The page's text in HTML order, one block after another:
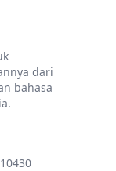
dari
bahasa